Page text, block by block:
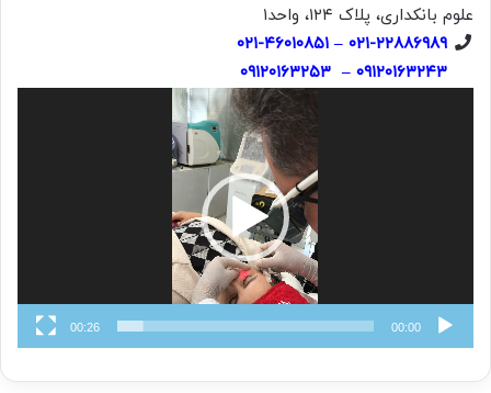
علوم بانکداری، پلاک ۱۲۴، واحد۱
۰۲۱-۲۲۸۸۶۹۸۹–۰۲۱-۴۶۰۱۰۸۵۱
۰۹۱۲۰۱۶۳۲۴۳– ۰۹۱۲۰۱۶۳۲۵۳
00:00
00:26